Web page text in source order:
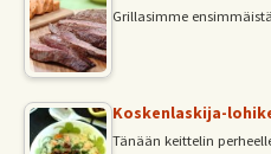
Grillasimme
Koskenlaskija-
Tänään keittelin